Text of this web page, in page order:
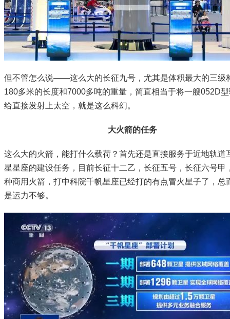
但不管怎么说——这么大的长征九号，尤其是体积最大的三级
180多米的长度和7000多吨的重量，简直相当于将一艘052D
给直接发射上太空，就是这么科幻。
大火箭的任务
这么大的火箭，能打什么载荷？首先还是直接服务于近地轨道
星星座的建设任务，目前长征十二乙，长征五号，长征六号甲
种商用火箭，打中科院千帆星座已经打的有点冒火星子了，总
是运力不够。